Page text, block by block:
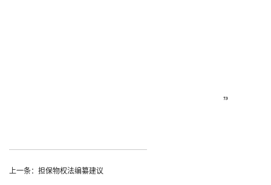
上一条：担保物权法编纂建议